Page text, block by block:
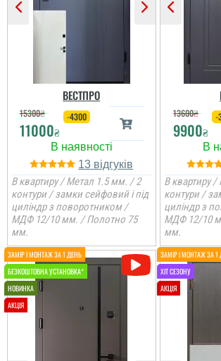
ВЕСТПРО
15300₴
11000₴
-4300
13
В квартиру / Метал 1.5 мм. / 2
контури / замки сейфовий і під
циліндр з поворотником /
МДФ 12/10 мм. / Полотно 75
мм.
13600₴
9900₴
-
В квартиру
контури /
циліндр з
МДФ 12/10
мм.